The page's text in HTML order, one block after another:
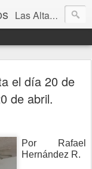
Las Altas Montañas Multimedios
el día 20 de
de abril.
Por Rafael
Hernández R.